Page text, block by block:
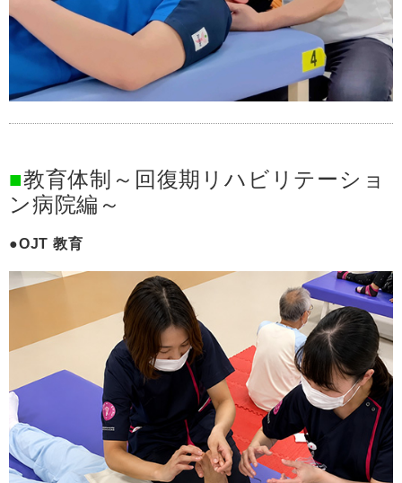
教育体制～回復期リハビリテーショ
ン病院編～
OJT 教育